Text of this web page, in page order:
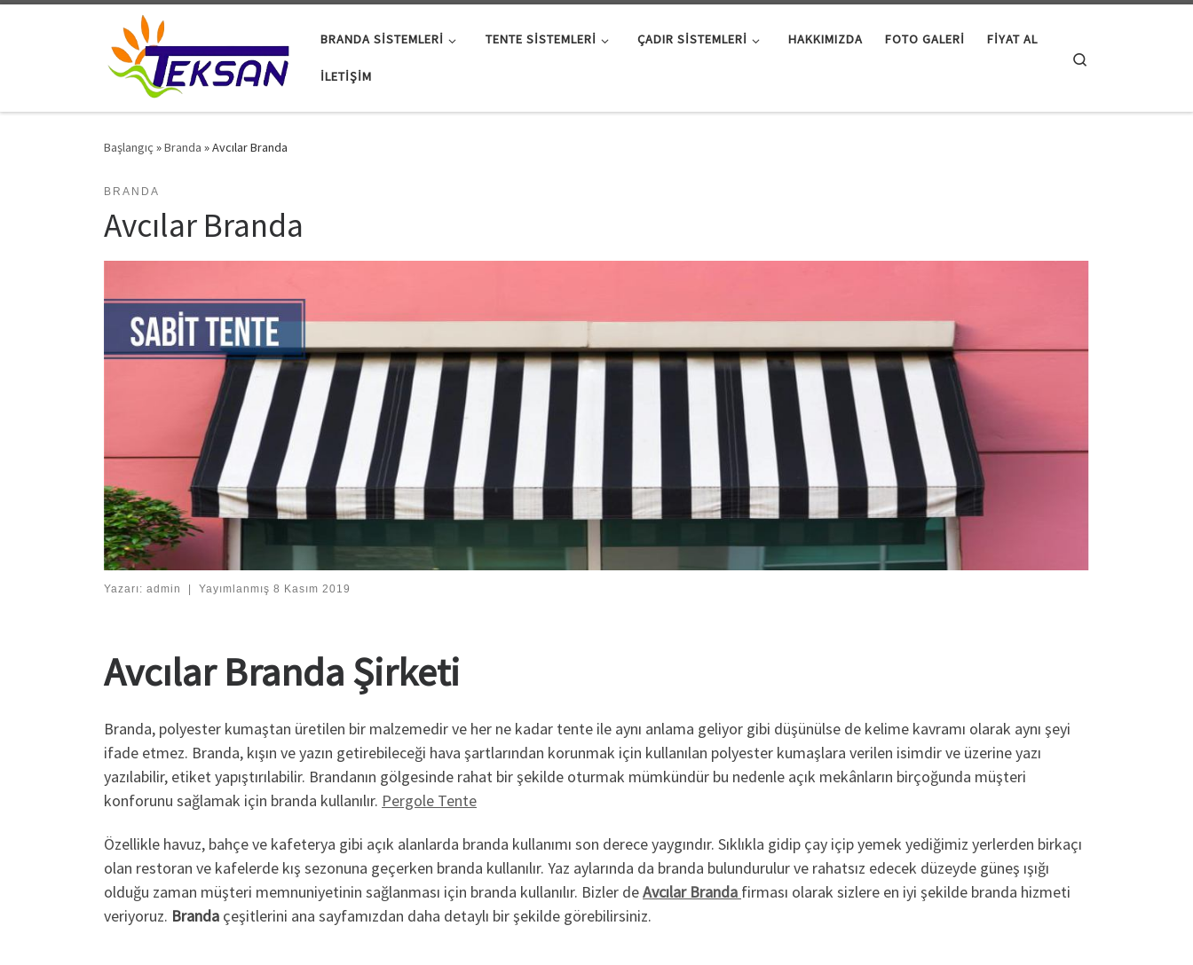
BRANDA SISTEMLERI TENTE SISTEMLERI ÇADIR SISTEMLERI HAKKIMIZDA FOTO GALERI FIYAT AL
İLETIŞIM
Başlangıç »Branda »Avcılar Branda
BRANDA
Avcılar Branda
Yazarı: admin Yayımlanmış 8 Kasım 2019
Avcılar Branda Şirketi
Branda, polyester kumaştan üretilen bir malzemedir ve her ne kadar tente ile aynı anlama geliyor gibi düşünülse de kelime kavramı olarak aynı şeyi
ifade etmez. Branda, kışın ve yazın getirebileceği hava şartlarından korunmak için kullanılan polyester kumaşlara verilen isimdir ve üzerine yazı
yazılabilir, etiket yapıştırılabilir. Brandanın gölgesinde rahat bir şekilde oturmak mümkündür bu nedenle açık mekânların birçoğunda müşteri
konforunu sağlamak için branda kullanılır. Pergole Tente
Özellikle havuz, bahçe ve kafeterya gibi açık alanlarda branda kullanımı son derece yaygındır. Sıklıkla gidip çay içip yemek yediğimiz yerlerden birkaçı
olan restoran ve kafelerde kış sezonuna geçerken branda kullanılır. Yaz aylarında da branda bulundurulur ve rahatsız edecek düzeyde güneş ışığı
olduğu zaman müşteri memnuniyetinin sağlanması için branda kullanılır. Bizler deAvcılar Branda firması olarak sizlere en iyi şekilde branda hizmeti
veriyoruz. Branda çeşitlerini ana sayfamızdan daha detaylı bir şekilde görebilirsiniz.